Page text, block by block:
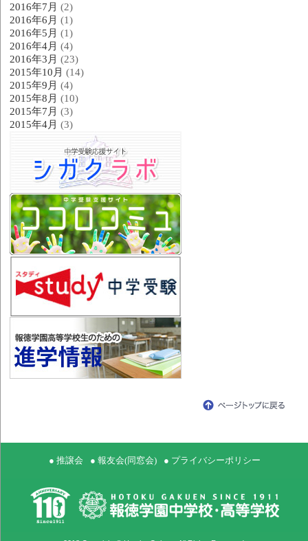
2016年7月 (2)
2016年6月 (1)
2016年5月 (1)
2016年4月 (4)
2016年3月 (23)
2015年10月 (14)
2015年9月 (4)
2015年8月 (10)
2015年7月 (3)
2015年4月 (3)
● 推譲会 ● 報友会(同窓会) ● プライバシーポリシー